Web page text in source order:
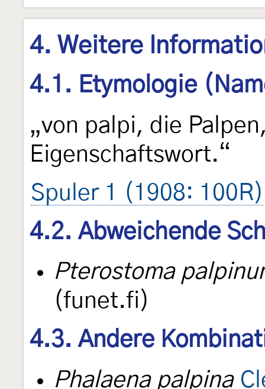
4. Weitere
4.1. Etymologie
„von palpi, die
Eigenschaftswort.“
Spuler 1 (1908: 100R)
4.2. Abweichende
Pterostoma
(funet.fi)
4.3. Andere
Phalaena palpina